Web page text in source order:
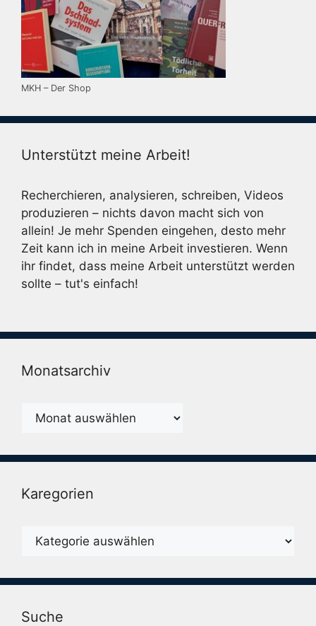
MKH – Der Shop
Unterstützt meine Arbeit!
Recherchieren, analysieren, schreiben, Videos
produzieren – nichts davon macht sich von
allein! Je mehr Spenden eingehen, desto mehr
Zeit kann ich in meine Arbeit investieren. Wenn
ihr findet, dass meine Arbeit unterstützt werden
sollte – tut's einfach!
Monatsarchiv
Monatsarchiv
Karegorien
Karegorien
Suche